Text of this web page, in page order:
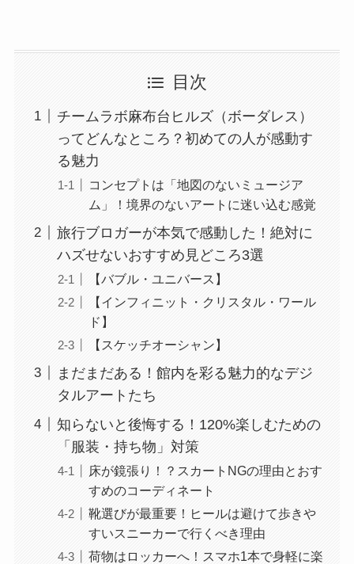
目次
チームラボ麻布台ヒルズ（ボーダレス）
ってどんなところ？初めての人が感動す
る魅力
コンセプトは「地図のないミュージア
ム」！境界のないアートに迷い込む感覚
旅行ブロガーが本気で感動した！絶対に
ハズせないおすすめ見どころ3選
【バブル・ユニバース】
【インフィニット・クリスタル・ワール
ド】
【スケッチオーシャン】
まだまだある！館内を彩る魅力的なデジ
タルアートたち
知らないと後悔する！120%楽しむための
「服装・持ち物」対策
床が鏡張り！？スカートNGの理由とおす
すめのコーディネート
靴選びが最重要！ヒールは避けて歩きや
すいスニーカーで行くべき理由
荷物はロッカーへ！スマホ1本で身軽に楽